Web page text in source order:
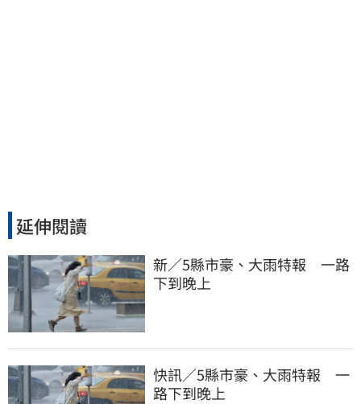
延伸閱讀
新／5縣市豪、大雨特報　一路
下到晚上
快訊／5縣市豪、大雨特報 一
路下到晚上